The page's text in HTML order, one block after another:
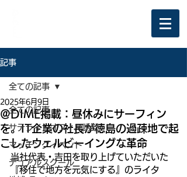
記事
全ての記事
サテライトオフィス誘致
マッチングイベント
デュアルスクール
全ての記事
＠DIME掲載：昼休みにサーフィン
を。IT企業の社長が徳島の過疎地で起
こしたウェルビーイングな革命
2025年6月9日
当社代表・吉田を取り上げていただいた
『移住で地方を元気にする』のライタ